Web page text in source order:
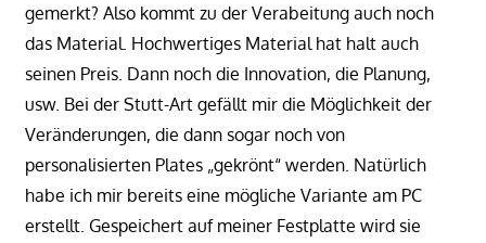
gemerkt? Also kommt zu der Verabeitung auch noch
das Material. Hochwertiges Material hat halt auch
seinen Preis. Dann noch die Innovation, die Planung,
usw. Bei der Stutt-Art gefällt mir die Möglichkeit der
Veränderungen, die dann sogar noch von
personalisierten Plates „gekrönt“ werden. Natürlich
habe ich mir bereits eine mögliche Variante am PC
erstellt. Gespeichert auf meiner Festplatte wird sie